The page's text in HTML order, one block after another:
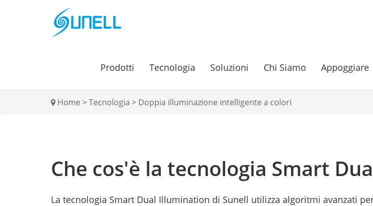
Prodotti Tecnologia Soluzioni Chi Siamo Appoggiare
Home >Tecnologia > Doppia illuminazione intelligente a colori
Che cos'è la tecnologia Smart
La tecnologia Smart Dual Illumination di Sunell utilizza algoritmi avanzati